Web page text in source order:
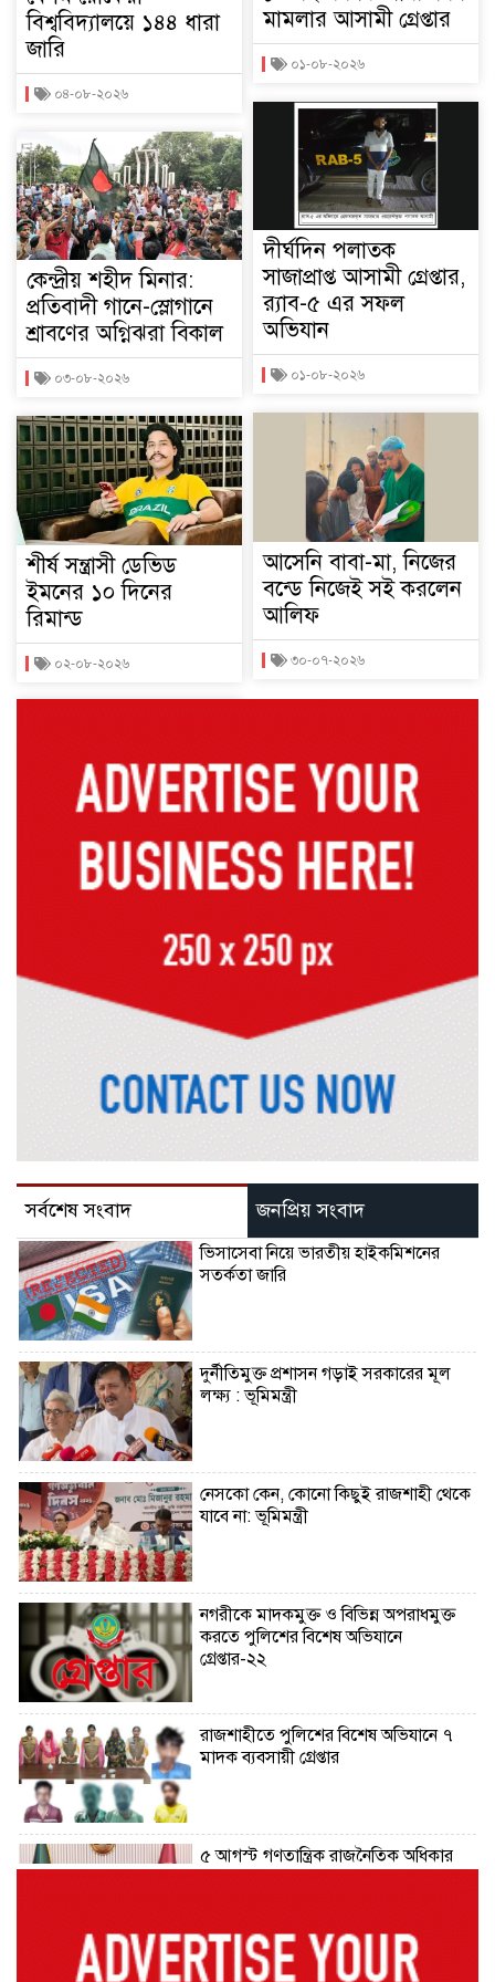
বিশ্ববিদ্যালয়ে ১৪৪ ধারা
জারি
০৪-০৮-২০২৬
কেন্দ্রীয় শহীদ মিনার:
প্রতিবাদী গানে-স্লোগানে
শ্রাবণের অগ্নিঝরা বিকাল
০৩-০৮-২০২৬
শীর্ষ সন্ত্রাসী ডেভিড
ইমনের ১০ দিনের
রিমান্ড
০২-০৮-২০২৬
মামলার আসামী গ্রেপ্তার
০১-০৮-২০২৬
দীর্ঘদিন পলাতক
সাজাপ্রাপ্ত আসামী গ্রেপ্তার,
র‍্যাব-৫ এর সফল
অভিযান
০১-০৮-২০২৬
আসেনি বাবা-মা, নিজের
বন্ডে নিজেই সই করলেন
আলিফ
৩০-০৭-২০২৬
সর্বশেষ সংবাদ জনপ্রিয় সংবাদ
ভিসাসেবা নিয়ে ভারতীয় হাইকমিশনের
সতর্কতা জারি
দুর্নীতিমুক্ত প্রশাসন গড়াই সরকারের মূল
লক্ষ্য : ভূমিমন্ত্রী
নেসকো কেন, কোনো কিছুই রাজশাহী থেকে
যাবে না: ভূমিমন্ত্রী
নগরীকে মাদকমুক্ত ও বিভিন্ন অপরাধমুক্ত
করতে পুলিশের বিশেষ অভিযানে
গ্রেপ্তার-২২
রাজশাহীতে পুলিশের বিশেষ অভিযানে ৭
মাদক ব্যবসায়ী গ্রেপ্তার
৫ আগস্ট গণতান্ত্রিক রাজনৈতিক অধিকার
নেইমারের দুর্দান্ত অ্যাসিস্টে কোয়ার্টার